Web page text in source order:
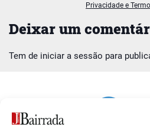
Deixar um
Tem de iniciar a sessão para
Privacidade e